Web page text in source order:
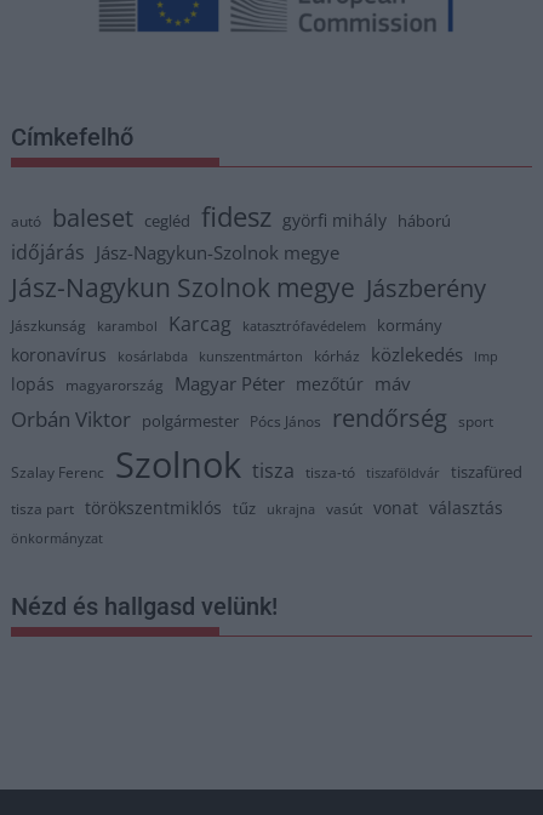
Címkefelhő
autó baleset cegléd fidesz györfi mihály háború
időjárás Jász-Nagykun-Szolnok megye
Jász-Nagykun Szolnok megye Jászberény
Jászkunság karambol Karcag katasztrófavédelem kormány
koronavírus kosárlabda kunszentmárton kórház közlekedés lmp
lopás magyarország Magyar Péter mezőtúr máv
Orbán Viktor polgármester Pócs János rendőrség sport
Szalay Ferenc Szolnok tisza tisza-tó tiszaföldvár tiszafüred
tisza part törökszentmiklós tűz ukrajna vasút vonat választás
önkormányzat
Nézd és hallgasd velünk!